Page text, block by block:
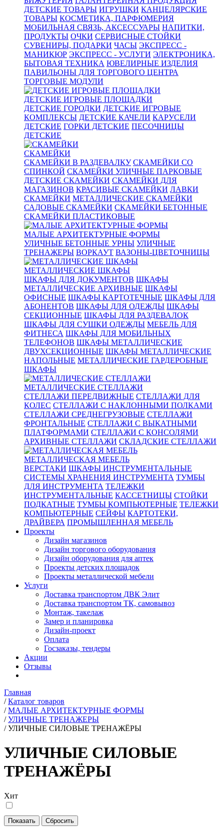
ДЕТСКИЕ ТОВАРЫ ИГРУШКИ КАНЦЕЛЯРСКИЕ
ТОВАРЫ КОСМЕТИКА, ПАРФЮМЕРИЯ
МОБИЛЬНАЯ СВЯЗЬ, АКСЕССУАРЫ НАПИТКИ,
ПРОДУКТЫ ОЧКИ СЕРВИСНЫЕ СТОЙКИ
СУВЕНИРЫ, ПОДАРКИ ЧАСЫ ЭКСПРЕСС -
МАНИКЮР ЭКСПРЕСС - УСЛУГИ ЭЛЕКТРОНИКА,
БЫТОВАЯ ТЕХНИКА ЮВЕЛИРНЫЕ ИЗДЕЛИЯ
ПАВИЛЬОНЫ ДЛЯ ТОРГОВОГО ЦЕНТРА
ТОРГОВЫЕ МОДУЛИ
ДЕТСКИЕ ИГРОВЫЕ ПЛОЩАДКИ
ДЕТСКИЕ ГОРОДКИ ДЕТСКИЕ ИГРОВЫЕ
КОМПЛЕКСЫ ДЕТСКИЕ КАЧЕЛИ КАРУСЕЛИ
ДЕТСКИЕ ГОРКИ ДЕТСКИЕ ПЕСОЧНИЦЫ
ДЕТСКИЕ
СКАМЕЙКИ
СКАМЕЙКИ В РАЗДЕВАЛКУ СКАМЕЙКИ СО
СПИНКОЙ СКАМЕЙКИ УЛИЧНЫЕ ПАРКОВЫЕ
ДЕТСКИЕ СКАМЕЙКИ СКАМЕЙКИ ДЛЯ
МАГАЗИНОВ КРАСИВЫЕ СКАМЕЙКИ ЛАВКИ
СКАМЕЙКИ МЕТАЛЛИЧЕСКИЕ СКАМЕЙКИ
САДОВЫЕ СКАМЕЙКИ СКАМЕЙКИ БЕТОННЫЕ
СКАМЕЙКИ ПЛАСТИКОВЫЕ
МАЛЫЕ АРХИТЕКТУРНЫЕ ФОРМЫ
УЛИЧНЫЕ БЕТОННЫЕ УРНЫ УЛИЧНЫЕ
ТРЕНАЖЕРЫ ВОРКАУТ ВАЗОНЫ-ЦВЕТОЧНИЦЫ
МЕТАЛЛИЧЕСКИЕ ШКАФЫ
ШКАФЫ ДЛЯ ДОКУМЕНТОВ ШКАФЫ
МЕТАЛЛИЧЕСКИЕ АРХИВНЫЕ ШКАФЫ
ОФИСНЫЕ ШКАФЫ КАРТОТЕЧНЫЕ ШКАФЫ ДЛЯ
АБОНЕНТОВ ШКАФЫ ДЛЯ ОДЕЖДЫ ШКАФЫ
СЕКЦИОННЫЕ ШКАФЫ ДЛЯ РАЗДЕВАЛОК
ШКАФЫ ДЛЯ СУШКИ ОДЕЖДЫ МЕБЕЛЬ ДЛЯ
ФИТНЕСА ШКАФЫ ДЛЯ МОБИЛЬНЫХ
ТЕЛЕФОНОВ ШКАФЫ МЕТАЛЛИЧЕСКИЕ
ДВУХСЕКЦИОННЫЕ ШКАФЫ МЕТАЛЛИЧЕСКИЕ
НАПОЛЬНЫЕ МЕТАЛЛИЧЕСКИЕ ГАРДЕРОБНЫЕ
ШКАФЫ
МЕТАЛЛИЧЕСКИЕ СТЕЛЛАЖИ
СТЕЛЛАЖИ ПЕРЕДВИЖНЫЕ СТЕЛЛАЖИ ДЛЯ
КОЛЕС СТЕЛЛАЖИ С НАКЛОННЫМИ ПОЛКАМИ
СТЕЛЛАЖИ СРЕДНЕГРУЗОВЫЕ СТЕЛЛАЖИ
ФРОНТАЛЬНЫЕ СТЕЛЛАЖИ С ВЫКАТНЫМИ
ПЛАТФОРМАМИ СТЕЛЛАЖИ С КОНСОЛЯМИ
АРХИВНЫЕ СТЕЛЛАЖИ СКЛАДСКИЕ СТЕЛЛАЖИ
МЕТАЛЛИЧЕСКАЯ МЕБЕЛЬ
ВЕРСТАКИ ШКАФЫ ИНСТРУМЕНТАЛЬНЫЕ
СИСТЕМЫ ХРАНЕНИЯ ИНСТРУМЕНТА ТУМБЫ
ДЛЯ ИНСТРУМЕНТА ТЕЛЕЖКИ
ИНСТРУМЕНТАЛЬНЫЕ КАССЕТНИЦЫ СТОЙКИ
ПОДКАТНЫЕ ТУМБЫ КОМПЬЮТЕРНЫЕ ТЕЛЕЖКИ
КОМПЬЮТЕРНЫЕ СЕЙФЫ КАРТОТЕКИ,
ДРАЙВЕРА ПРОМЫШЛЕННАЯ МЕБЕЛЬ
Проекты
Дизайн магазинов
Дизайн торгового оборудования
Дизайн оборудования для аптек
Проекты детских площадок
Проекты металлической мебели
Услуги
Доставка транспортом ДВК Элит
Доставка транспортом ТК, самовывоз
Монтаж, такелаж
Замер и планировка
Дизайн-проект
Оплата
Госзаказы, тендеры
Акции
Отзывы
Главная
/ Каталог товаров
/ МАЛЫЕ АРХИТЕКТУРНЫЕ ФОРМЫ
/ УЛИЧНЫЕ ТРЕНАЖЕРЫ
/ УЛИЧНЫЕ СИЛОВЫЕ ТРЕНАЖЁРЫ
УЛИЧНЫЕ СИЛОВЫЕ
ТРЕНАЖЁРЫ
Хит